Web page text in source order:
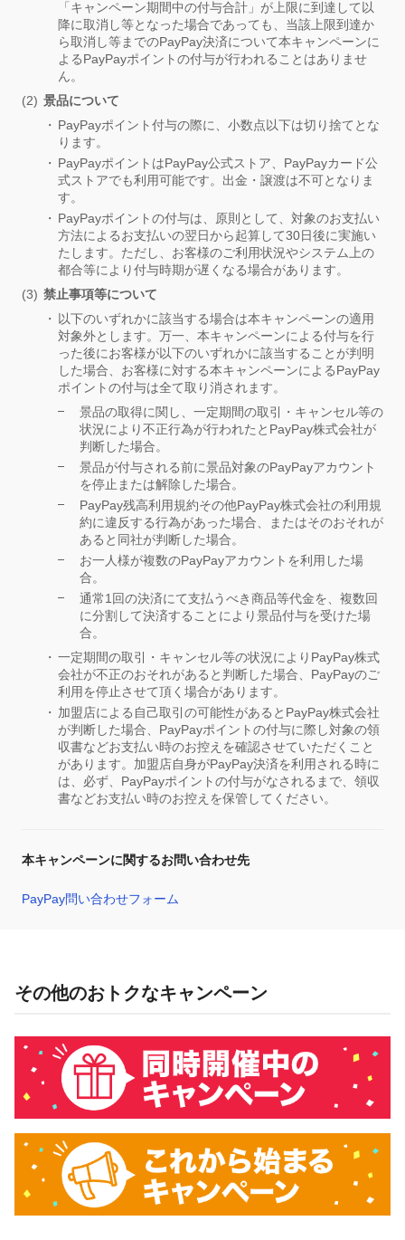
「キャンペーン期間中の付与合計」が上限に到達して以
降に取消し等となった場合であっても、当該上限到達か
ら取消し等までのPayPay決済について本キャンペーンに
よるPayPayポイントの付与が行われることはありませ
ん。
景品について
PayPayポイント付与の際に、小数点以下は切り捨てとな
ります。
PayPayポイントはPayPay公式ストア、PayPayカード公
式ストアでも利用可能です。出金・譲渡は不可となりま
す。
PayPayポイントの付与は、原則として、対象のお支払い
方法によるお支払いの翌日から起算して30日後に実施い
たします。ただし、お客様のご利用状況やシステム上の
都合等により付与時期が遅くなる場合があります。
禁止事項等について
以下のいずれかに該当する場合は本キャンペーンの適用
対象外とします。万一、本キャンペーンによる付与を行
った後にお客様が以下のいずれかに該当することが判明
した場合、お客様に対する本キャンペーンによるPayPay
ポイントの付与は全て取り消されます。
景品の取得に関し、一定期間の取引・キャンセル等の
状況により不正行為が行われたとPayPay株式会社が
判断した場合。
景品が付与される前に景品対象のPayPayアカウント
を停止または解除した場合。
PayPay残高利用規約その他PayPay株式会社の利用規
約に違反する行為があった場合、またはそのおそれが
あると同社が判断した場合。
お一人様が複数のPayPayアカウントを利用した場
合。
通常1回の決済にて支払うべき商品等代金を、複数回
に分割して決済することにより景品付与を受けた場
合。
一定期間の取引・キャンセル等の状況によりPayPay株式
会社が不正のおそれがあると判断した場合、PayPayのご
利用を停止させて頂く場合があります。
加盟店による自己取引の可能性があるとPayPay株式会社
が判断した場合、PayPayポイントの付与に際し対象の領
収書などお支払い時のお控えを確認させていただくこと
があります。加盟店自身がPayPay決済を利用される時に
は、必ず、PayPayポイントの付与がなされるまで、領収
書などお支払い時のお控えを保管してください。
本キャンペーンに関するお問い合わせ先
PayPay問い合わせフォーム
その他のおトクなキャンペーン